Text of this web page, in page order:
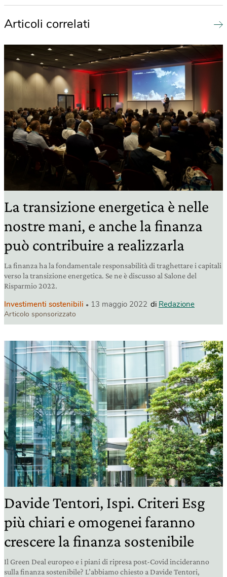
Articoli correlati
La transizione energetica è nelle
nostre mani, e anche la finanza
può contribuire a realizzarla
La finanza ha la fondamentale responsabilità di traghettare i capitali
verso la transizione energetica. Se ne è discusso al Salone del
Risparmio 2022.
Investimenti sostenibili 13 maggio 2022 di Redazione
Articolo sponsorizzato
Davide Tentori, Ispi. Criteri Esg
più chiari e omogenei faranno
crescere la finanza sostenibile
Il Green Deal europeo e i piani di ripresa post-Covid incideranno
sulla finanza sostenibile? L’abbiamo chiesto a Davide Tentori,